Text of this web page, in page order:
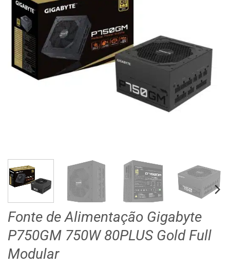
Fonte de Alimentação Gigabyte
P750GM 750W 80PLUS Gold Full
Modular